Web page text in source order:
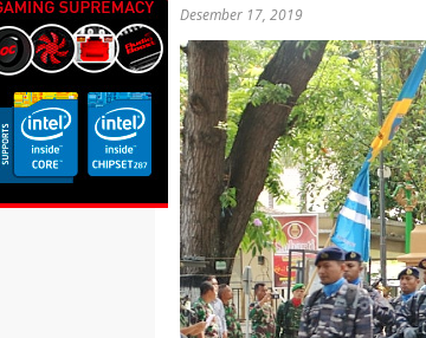
Desember 17, 2019